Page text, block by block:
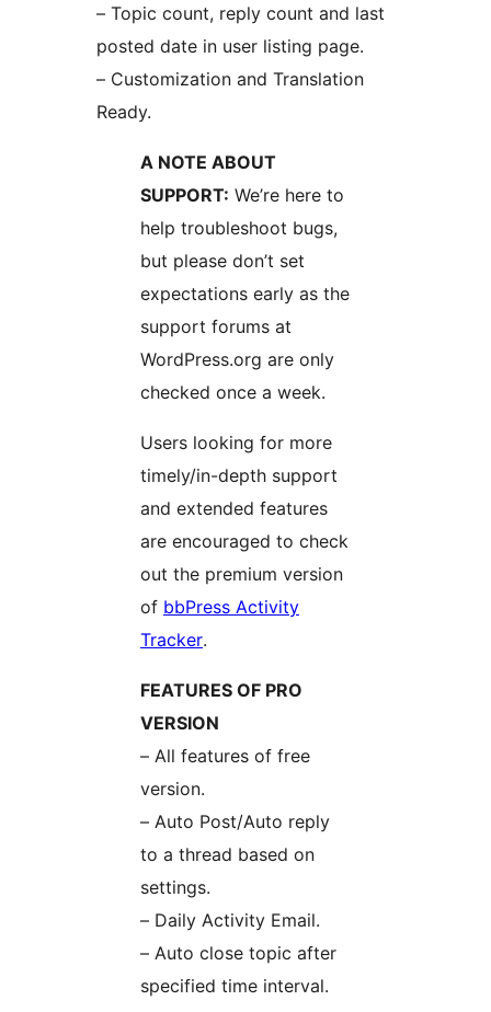
– Topic count, reply count and last
posted date in user listing page.
– Customization and Translation
Ready.
A NOTE ABOUT
SUPPORT: We’re here to
help troubleshoot bugs,
but please don’t set
expectations early as the
support forums at
WordPress.org are only
checked once a week.
Users looking for more
timely/in-depth support
and extended features
are encouraged to check
out the premium version
of bbPress Activity
Tracker.
FEATURES OF PRO
VERSION
– All features of free
version.
– Auto Post/Auto reply
to a thread based on
settings.
– Daily Activity Email.
– Auto close topic after
specified time interval.